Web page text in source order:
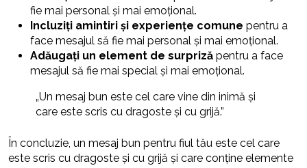
fie mai personal și mai emoțional.
Incluziți amintiri și experiențe comune pentru a
face mesajul să fie mai personal și mai emoțional.
Adăugați un element de surpriză pentru a face
mesajul să fie mai special și mai emoțional.
„Un mesaj bun este cel care vine din inimă și
care este scris cu dragoste și cu grijă.”
În concluzie, un mesaj bun pentru fiul tău este cel care
este scris cu dragoste și cu grijă și care conține elemente